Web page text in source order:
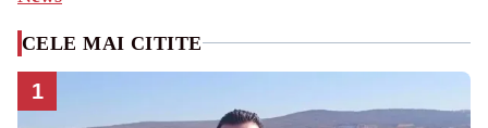
CELE MAI CITITE
1